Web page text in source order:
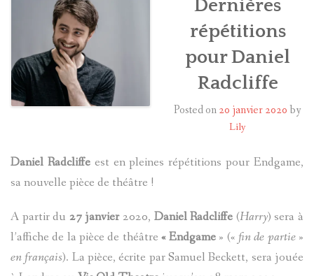
HARRY POTTER
LES ACTEURS
J.K. ROWLING
A PROPOS
Dernières
répétitions
pour Daniel
Radcliffe
Posted on20 janvier 2020by
Lily
Daniel Radcliffeest en pleines répétitions pour Endgame,
sa nouvelle pièce de théâtre !
A partir du 27 janvier 2020, Daniel Radcliffe (Harry) sera à
l’affiche de la pièce de théâtre « Endgame » («fin de partie»
en français). La pièce, écrite par Samuel Beckett, sera jouée